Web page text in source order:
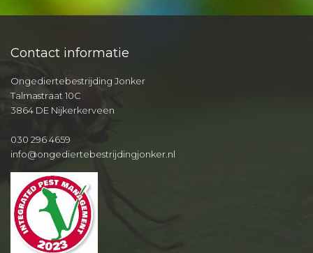
Contact informatie
Ongediertebestrijding Jonker
Talmastraat 10C
3864 DE Nijkerkerveen
030 296 4659
info@ongediertebestrijdingjonker.nl